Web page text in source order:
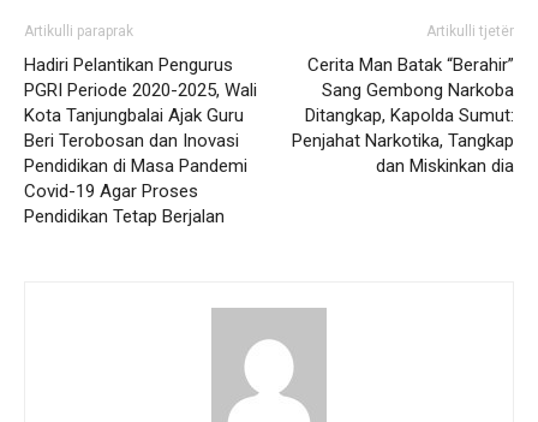
Artikulli paraprak
Hadiri Pelantikan Pengurus
PGRI Periode 2020-2025, Wali
Kota Tanjungbalai Ajak Guru
Beri Terobosan dan Inovasi
Pendidikan di Masa Pandemi
Covid-19 Agar Proses
Pendidikan Tetap Berjalan
Artikulli tjetër
Cerita Man Batak “Berahir”
Sang Gembong Narkoba
Ditangkap, Kapolda Sumut:
Penjahat Narkotika, Tangkap
dan Miskinkan dia